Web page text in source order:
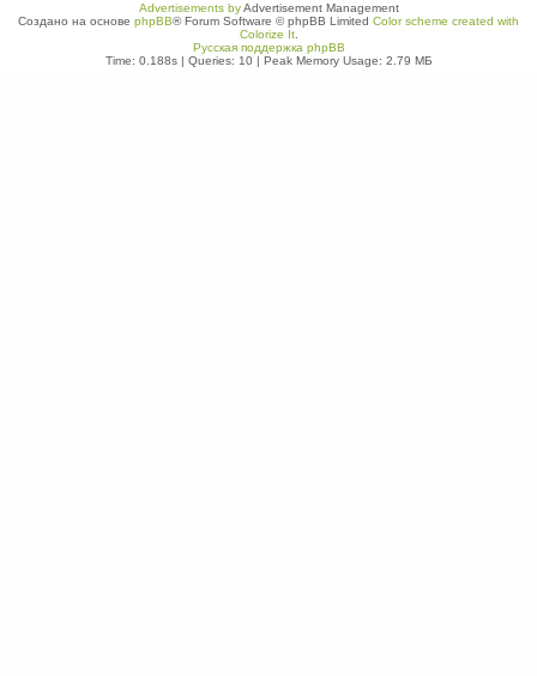
Advertisements byAdvertisement Management
Создано на основе phpBB® Forum Software © phpBB Limited Color scheme created with
Colorize It.
Русская поддержка phpBB
Time: 0.188s| Queries: 10| Peak Memory Usage: 2.79 МБ